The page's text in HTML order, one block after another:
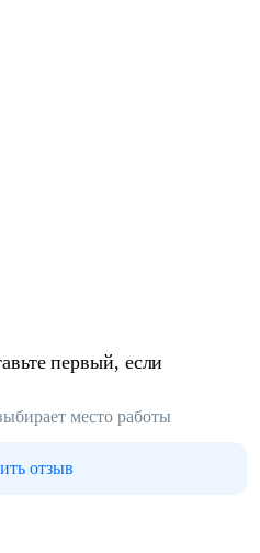
первый, если
место работы
отзыв